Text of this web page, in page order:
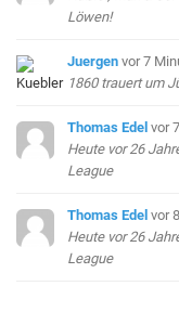
Löwen!
Juergen vor 7
1860 trauert um
Thomas Edel vor
Heute vor 26
League
Thomas Edel vor
Heute vor 26
League